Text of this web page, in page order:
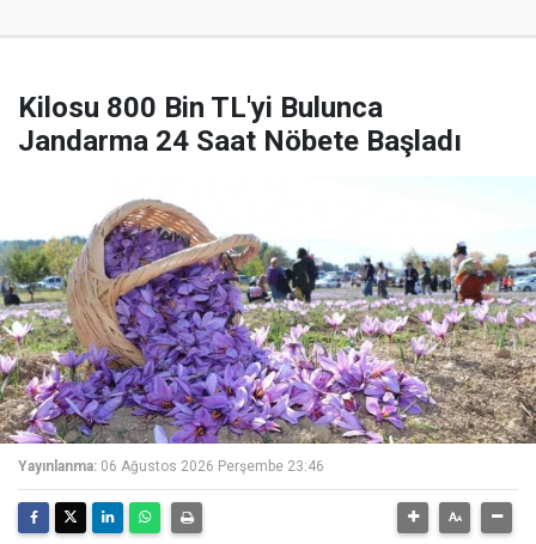
Kilosu 800 Bin TL'yi Bulunca
Jandarma 24 Saat Nöbete Başladı
Yayınlanma: 06 Ağustos 2026 Perşembe 23:46